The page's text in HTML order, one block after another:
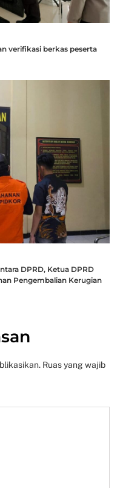
verifikasi berkas peserta
DPRD, Ketua DPRD
Pengembalian Kerugian
Ruas yang wajib